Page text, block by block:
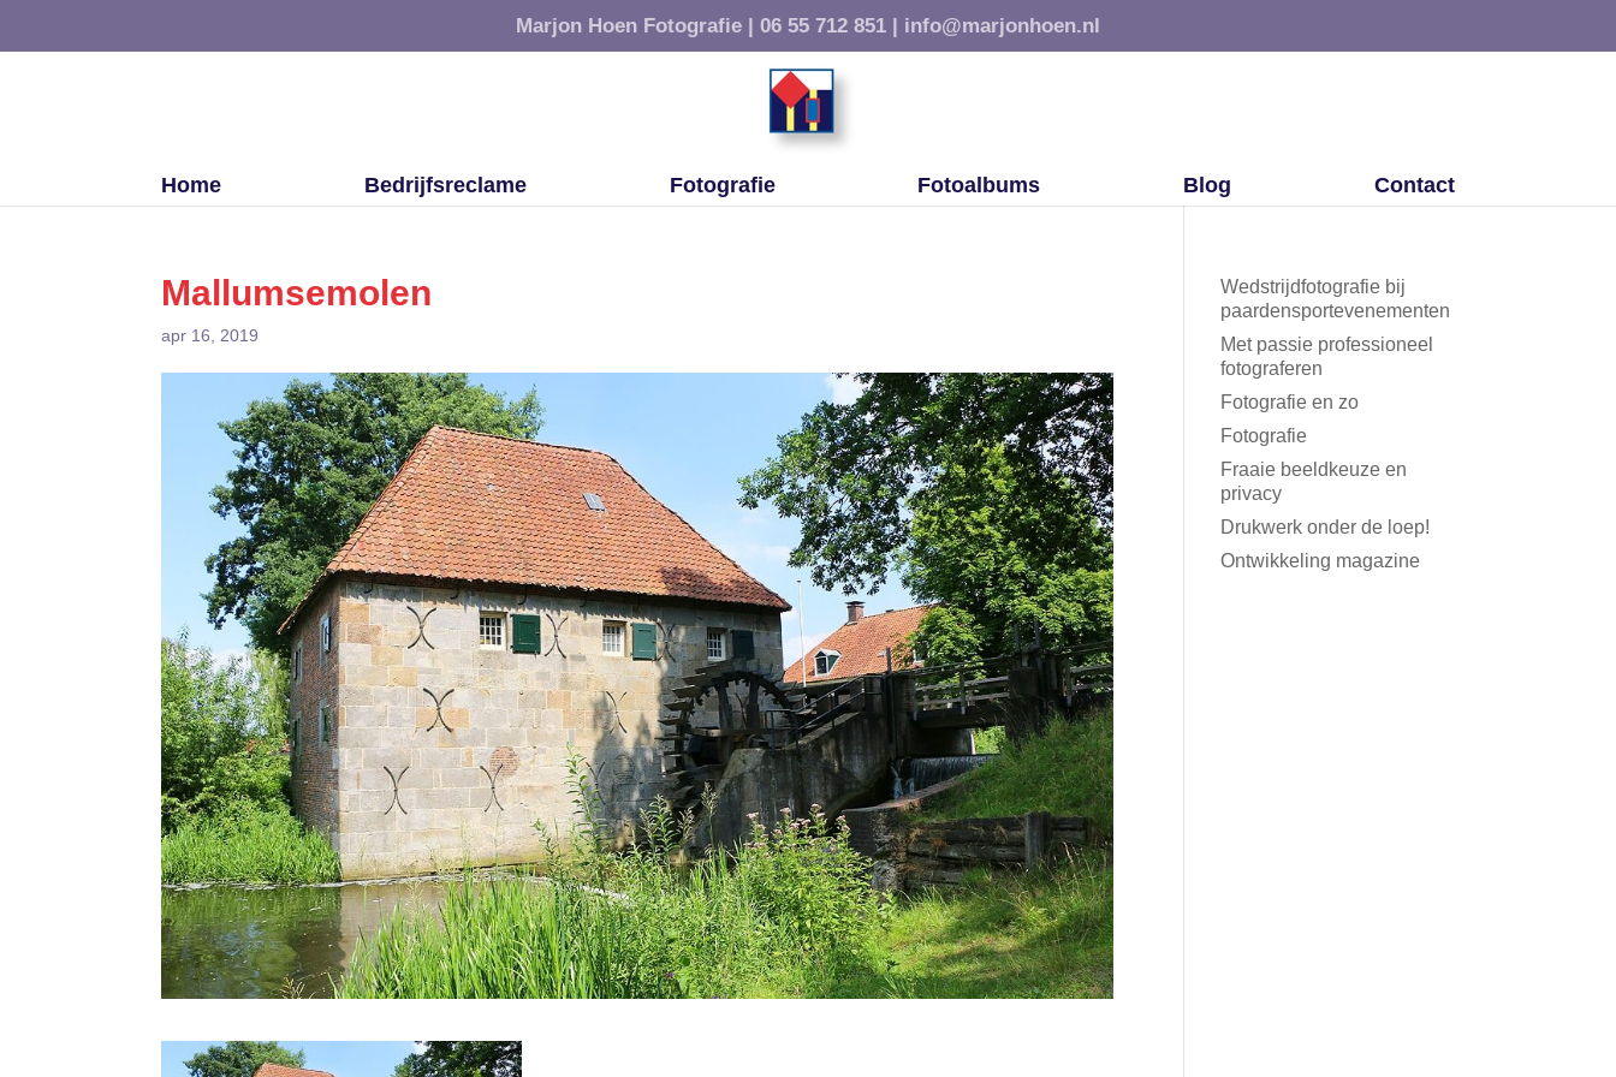
Marjon Hoen Fotografie | 06 55 712 851 | info@marjonhoen.nl
Home Bedrijfsreclame Fotografie Fotoalbums Blog Contact
Mallumsemolen
apr 16, 2019
Wedstrijdfotografie bij
paardensportevenementen
Met passie professioneel
fotograferen
Fotografie en zo
Fotografie
Fraaie beeldkeuze en
privacy
Drukwerk onder de loep!
Ontwikkeling magazine